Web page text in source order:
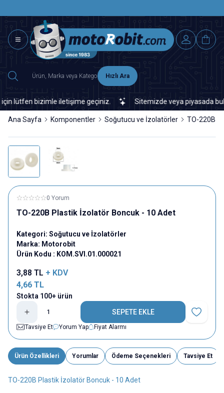
Hızlı Ara
lütfen bizimle iletişime geçiniz. Sitemizde veya piyasada
Ana Sayfa Komponentler Soğutucu ve İzolatörler TO-220B
0 Yorum
TO-220B Plastik İzolatör Boncuk - 10 Adet
Kategori: Soğutucu ve İzolatörler
Marka: Motorobit
Ürün Kodu : KOM.SVI.01.000021
3,88 TL + KDV
4,66 TL
Stokta 100+ ürün
SEPETE EKLE
Favoriye
Tavsiye Et
Yorum Yap Fiyat Alarmı
Ürün Özellikleri Yorumlar Ödeme Seçenekleri Tavsiye Et
TO-220B Plastik İzolatör Boncuk - 10 Adet